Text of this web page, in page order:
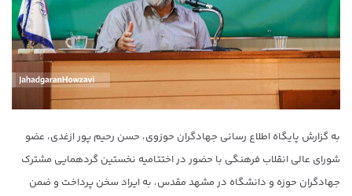
به گزارش پایگاه اطلاع رسانی جهادگران حوزوی، حسن رحیم پور ازغدی، عضو
شورای عالی انقلاب فرهنگی با حضور در اختتامیه نخستین گردهمایی مشترک
جهادگران حوزه و دانشگاه در مشهد مقدس، به ایراد سخن پرداخت و ضمن